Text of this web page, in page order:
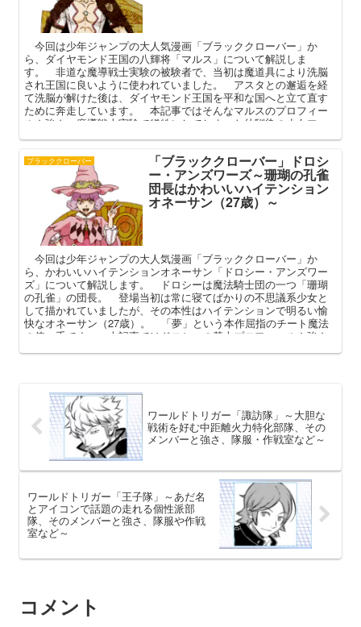
今回は少年ジャンプの大人気漫画「ブラッククローバー」か
ら、ダイヤモンド王国の八輝将「マルス」について解説しま
す。 非道な魔導戦士実験の被験者で、当初は魔道具により洗脳
され王国に良いように使われていました。 アスタとの邂逅を経
て洗脳が解けた後は、ダイヤモンド王国を平和な国へと立て直す
ために奔走しています。 本記事ではそんなマルスのプロフィー
ルや強さ、魔導戦士実験で犠牲にしてしまった幼馴染の少女ファ
ブラッククローバー 「ブラッククローバー」ドロシ
ー・アンズワーズ～珊瑚の孔雀
団長はかわいいハイテンション
オネーサン（27歳）～
今回は少年ジャンプの大人気漫画「ブラッククローバー」か
ら、かわいいハイテンションオネーサン「ドロシー・アンズワー
ズ」について解説します。 ドロシーは魔法騎士団の一つ「珊瑚
の孔雀」の団長。 登場当初は常に寝てばかりの不思議系少女と
して描かれていましたが、その本性はハイテンションで明るい愉
快なオネーサン（27歳）。 「夢」という本作屈指のチート魔法
の使い手です。 本記事ではドロシーの基本プロフィールや強さ
ワールドトリガー「諏訪隊」～大胆な
戦術を好む中距離火力特化部隊、その
メンバーと強さ、隊服・作戦室など～
ワールドトリガー「王子隊」～あだ名
とアイコンで話題の走れる個性派部
隊、そのメンバーと強さ、隊服や作戦
室など～
コメント